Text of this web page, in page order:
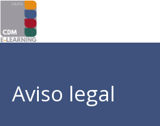
Aviso legal